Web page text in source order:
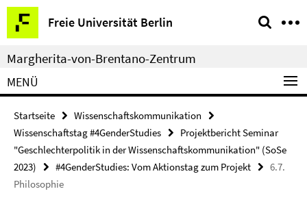
Springe
direkt
zu
Inhalt
Freie Universität Berlin
Service-
Navigation
Margherita-von-Brentano-Zentrum
MENÜ
Startseite
Wissenschaftskommunikation
Wissenschaftstag #4GenderStudies
Projektbericht Seminar
"Geschlechterpolitik in der Wissenschaftskommunikation" (SoSe
2023)
#4GenderStudies: Vom Aktionstag zum Projekt
6.7.
Philosophie